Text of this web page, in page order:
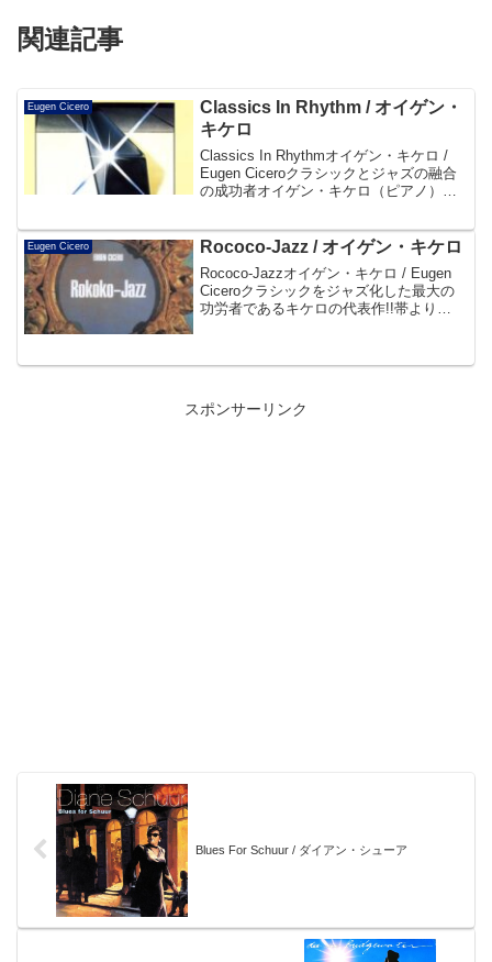
関連記事
Eugen Cicero
Classics In Rhythm / オイゲン・
キケロ
Classics In Rhythmオイゲン・キケロ /
Eugen Ciceroクラシックとジャズの融合
の成功者オイゲン・キケロ（ピアノ）の
Bach: Erbarme Dich, Mein...
Eugen Cicero Rococo-Jazz / オイゲン・キケロ
Rococo-Jazzオイゲン・キケロ / Eugen
Ciceroクラシックをジャズ化した最大の
功労者であるキケロの代表作!!帯より
スポンサーリンク
Blues For Schuur / ダイアン・シューア